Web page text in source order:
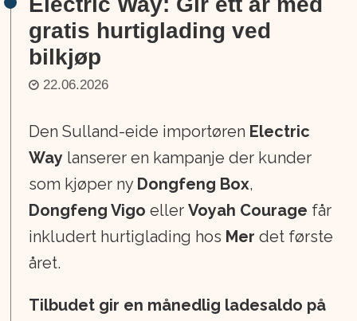
gratis hurtiglading ved
bilkjøp
22.06.2026
Den Sulland-eide importøren Electric
Way lanserer en kampanje der kunder
som kjøper ny Dongfeng Box,
Dongfeng Vigo ellerVoyah Courage får
inkludert hurtiglading hos Merdet første
året.
Tilbudet gir en månedlig ladesaldo på